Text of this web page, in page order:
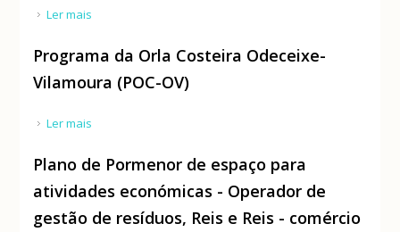
Ler mais
Programa da Orla Costeira Odeceixe-
Vilamoura (POC-OV)
Ler mais
Plano de Pormenor de espaço para
atividades económicas - Operador de
gestão de resíduos, Reis e Reis - comércio